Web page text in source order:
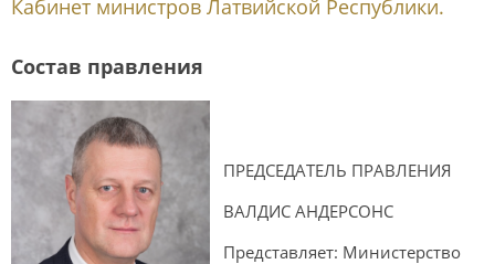
Кабинет министров Латвийской Республики.
Состав правления
ПРЕДСЕДАТЕЛЬ ПРАВЛЕНИЯ
ВАЛДИС АНДЕРСОНС
Представляет: Министерство